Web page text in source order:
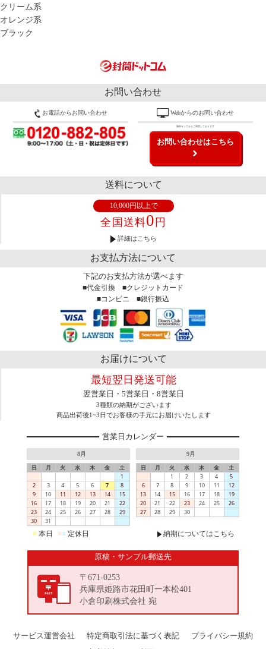
クリーム系
オレンジ系
ブラック
お問い合わせ
お電話からお問い合わせ Webからのお問い合わせ
無料サンプルもご用意しております
お問い合わせはこちら
送料について
10,000円以上で
全国送料0 円
詳細はこちら
お支払方法について
下記のお支払方法が選べます
■代金引換 ■クレジットカード
■コンビニ ■銀行振込
お届けについて
最短翌日発送可能
翌営業日・5営業日・8営業日
3種類の納期がございます
商品出荷後1~3日でお客様の手元にお届けいたします
営業日カレンダー
8月
日 月 火 水 木 金
土
1
2
3 4 5 6 7
8
9
10 11 12 13 14
15
16
17 18 19 20 21
22
23
24 25 26 27 28
29
30
31
9月
日 月 火 水 木 金
土
1
2 3 4
5
6
7 8 9 10 11
12
13
14 15 16 17 18
19
20
21 22 23 24 25
26
27
28 29 30
■ 本日 ■■ 定休日 納期についてはこちら
原稿・サンプル郵送先
〒671-0253
兵庫県姫路市花田町一本松401
小倉印刷株式会社 宛
サービス運営会社 特定商取引法に基づく表記
プライバシー規約